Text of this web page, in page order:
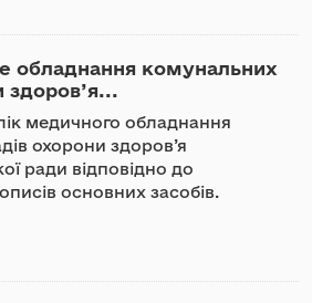
обладнання комунальних
здоров’я...
медичного обладнання
охорони здоров’я
ради відповідно до
основних засобів.